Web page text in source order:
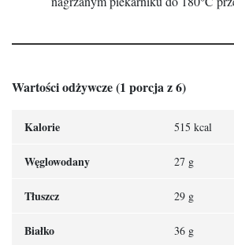
Wartości odżywcze (1 porcja z 6)
Kalorie 515 kcal
Węglowodany 27 g
Tłuszcz 29 g
Białko 36 g